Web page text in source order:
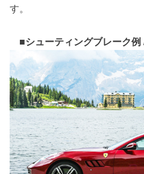
す。
■シューティングブレーク